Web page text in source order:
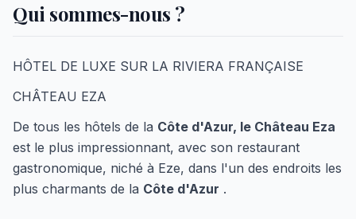
Qui sommes-nous ?
HÔTEL DE LUXE SUR LA RIVIERA FRANÇAISE
CHÂTEAU EZA
De tous les hôtels de la Côte d'Azur, le Château Eza
est le plus impressionnant, avec son restaurant
gastronomique, niché à Eze, dans l'un des endroits les
plus charmants de la Côte d'Azur .